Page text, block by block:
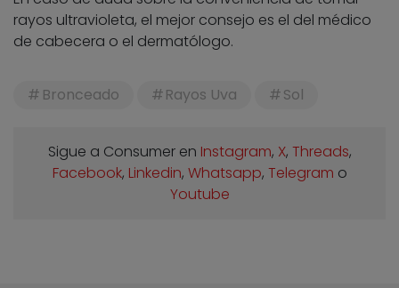
rayos ultravioleta, el mejor consejo es el del médico
de cabecera o el dermatólogo.
Bronceado Rayos Uva Sol
Sigue a Consumer en Instagram, X, Threads,
Facebook, Linkedin, Whatsapp, Telegram o
Youtube